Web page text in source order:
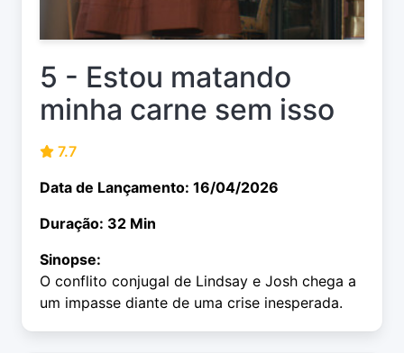
5 - Estou matando
minha carne sem isso
7.7
Data de Lançamento: 16/04/2026
Duração: 32 Min
Sinopse:
O conflito conjugal de Lindsay e Josh chega a
um impasse diante de uma crise inesperada.